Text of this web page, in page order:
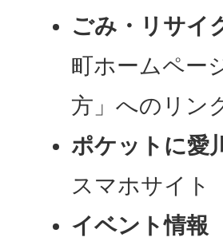
ごみ・リサイ
町ホームペー
方」へのリン
ポケットに愛川
スマホサイト
イベント情報